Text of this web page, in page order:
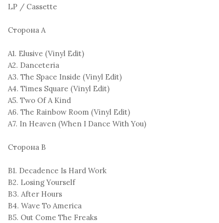
LP / Cassette
Сторона A
A1. Elusive (Vinyl Edit)
A2. Danceteria
A3. The Space Inside (Vinyl Edit)
A4. Times Square (Vinyl Edit)
A5. Two Of A Kind
A6. The Rainbow Room (Vinyl Edit)
A7. In Heaven (When I Dance With You)
Сторона B
B1. Decadence Is Hard Work
B2. Losing Yourself
B3. After Hours
B4. Wave To America
B5. Out Come The Freaks